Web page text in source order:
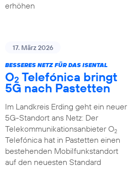
erhöhen
17. März 2026
BESSERES NETZ FÜR DAS ISENTAL
O2 Telefónica bringt
5G nach Pastetten
Im Landkreis Erding geht ein neuer
5G-Standort ans Netz: Der
Telekommunikationsanbieter O2
Telefónica hat in Pastetten einen
bestehenden Mobilfunkstandort
auf den neuesten Standard